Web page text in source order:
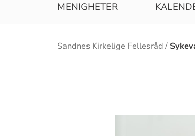
MENIGHETER
Brødsmulesti
Sandnes Kirkelige Fellesråd